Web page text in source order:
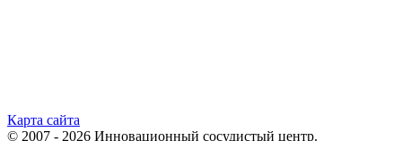
Карта сайта
© 2007 - 2026 Инновационный сосудистый центр.